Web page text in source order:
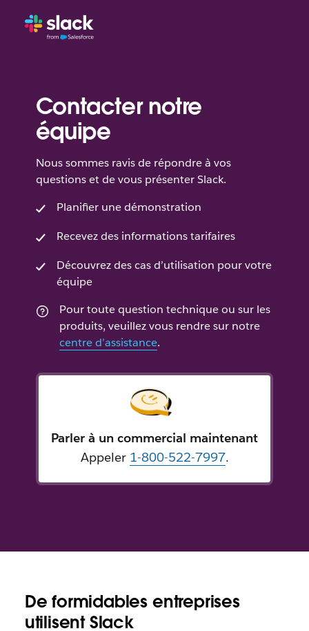
Contacter notre
équipe
Nous sommes ravis de répondre à vos
questions et de vous présenter Slack.
Planifier une démonstration
Recevez des informations tarifaires
Découvrez des cas d’utilisation pour votre
équipe
Pour toute question technique ou sur les
produits, veuillez vous rendre sur notre
centre d’assistance.
Parler à un commercial maintenant
Appeler 1-800-522-7997.
De formidables entreprises
utilisent Slack